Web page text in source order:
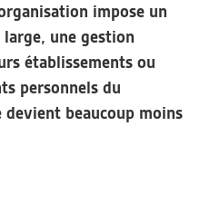
impose un
une gestion
établissements ou
personnels du
beaucoup moins